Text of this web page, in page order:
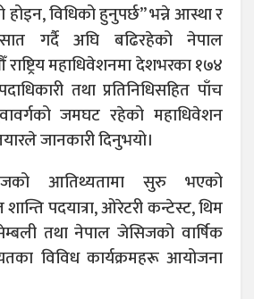
विधिको हुनुपर्छ” भन्ने आस्था र
गर्दै अघि बढिरहेको नेपाल
महाधिवेशनमा देशभरका १७४
तथा प्रतिनिधिसहित पाँच
जमघट रहेको महाधिवेशन
जानकारी दिनुभयो।
आतिथ्यतामा सुरु भएको
पदयात्रा, ओरेटरी कन्टेस्ट, थिम
तथा नेपाल जेसिजको वार्षिक
विविध कार्यक्रमहरू आयोजना